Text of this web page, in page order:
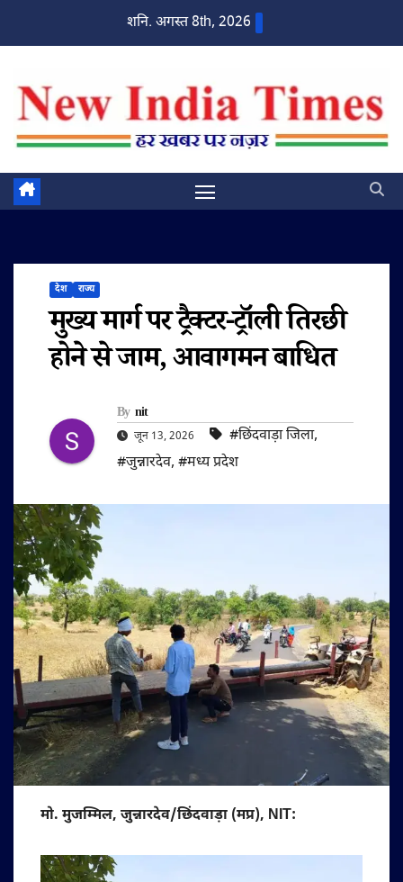
शनि. अगस्त 8th, 2026
देश राज्य
मुख्य मार्ग पर ट्रैक्टर-ट्रॉली तिरछी
होने से जाम, आवागमन बाधित
By nit
जून 13, 2026 #छिंदवाड़ा जिला,
#जुन्नारदेव, #मध्य प्रदेश
मो. मुजम्मिल, जुन्नारदेव/छिंदवाड़ा (मप्र), NIT: